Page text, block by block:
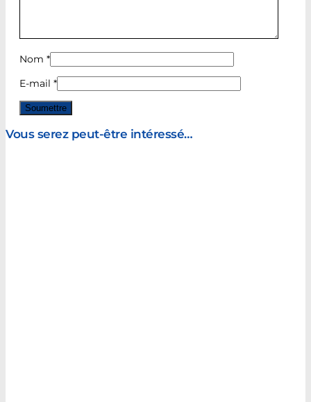
Nom *
E-mail *
Vous serez peut-être intéressé…